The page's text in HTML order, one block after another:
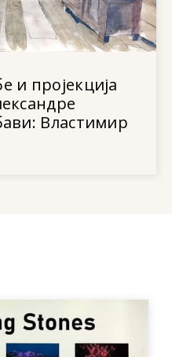
и пројекција
Властимир